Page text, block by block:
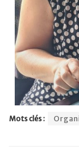
Mots clés :